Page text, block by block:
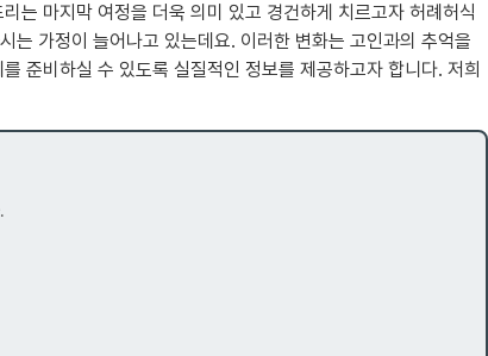
는 마지막 여정을 더욱 의미 있고 경건하게 치르고자 허례허식
는 가정이 늘어나고 있는데요. 이러한 변화는 고인과의 추억을
준비하실 수 있도록 실질적인 정보를 제공하고자 합니다. 저희